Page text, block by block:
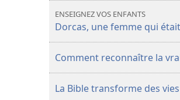
ENSEIGNEZ VOS ENFANTS
Dorcas, une femme qui
Comment reconnaître la
La Bible transforme des vies